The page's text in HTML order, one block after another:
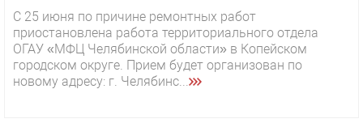
С 25 июня по причине ремонтных работ
приостановлена работа территориального отдела
ОГАУ «МФЦ Челябинской области» в Копейском
городском округе. Прием будет организован по
новому адресу: г. Челябинс...